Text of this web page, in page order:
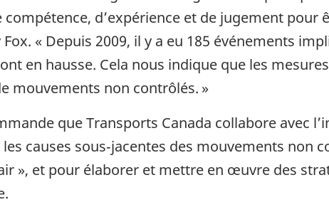
d’expérience et de jugement pour
« Depuis 2009, il y a eu 185 événements
en hausse. Cela nous indique que les
mouvements non contrôlés. »
que Transports Canada collabore avec
causes sous‑jacentes des mouvements non
», et pour élaborer et mettre en œuvre des